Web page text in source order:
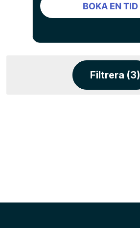
BOKA EN TID
Filtrera (3)